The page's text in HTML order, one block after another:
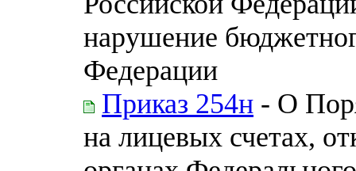
нарушение
Федерации
Приказ 254н - О
на лицевых счетах,